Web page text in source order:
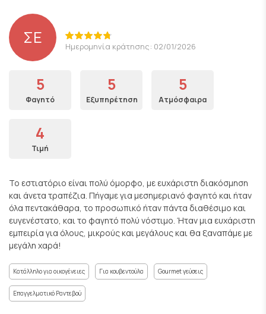
ΣΕ Ημερομηνία κράτησης: 02/01/2026
5
Φαγητό
5
Εξυπηρέτηση
5
Ατμόσφαιρα
4
Τιμή
Το εστιατόριο είναι πολύ όμορφο, με ευχάριστη διακόσμηση
και άνετα τραπέζια. Πήγαμε για μεσημεριανό φαγητό και ήταν
όλα πεντακάθαρα, το προσωπικό ήταν πάντα διαθέσιμο και
ευγενέστατο, και το φαγητό πολύ νόστιμο. Ήταν μια ευχάριστη
εμπειρία για όλους, μικρούς και μεγάλους και θα ξαναπάμε με
μεγάλη χαρά!
Κατάλληλο για οικογένειες Για κουβεντούλα Gourmet γεύσεις
Επαγγελματικό Ραντεβού